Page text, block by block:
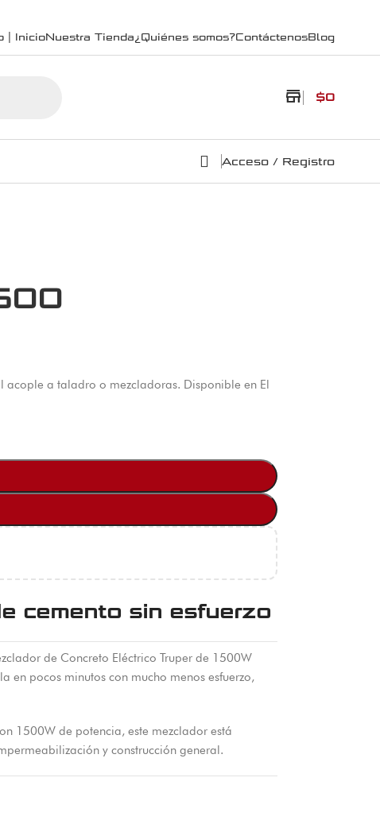
| InicioNuestra Tienda¿Quiénes somos?ContáctenosBlog
store $0
Acceso / Registro
acople a taladro o mezcladoras. Disponible en El
cemento sin esfuerzo
de Concreto Eléctrico Truper de 1500W
pocos minutos con mucho menos esfuerzo,
1500W de potencia, este mezclador está
y construcción general.